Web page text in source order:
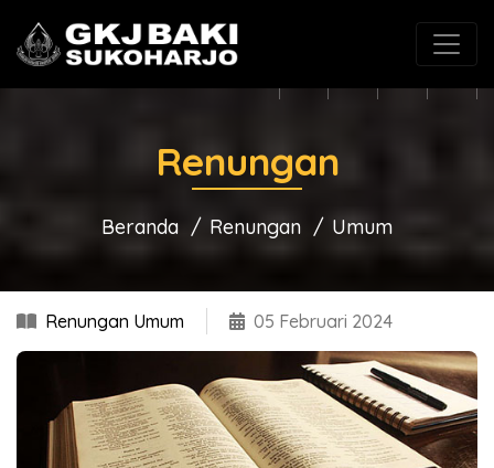
(0271) 625546 gkjbaki@gmail.com
Renungan
Beranda Renungan Umum
Renungan Umum 05 Februari 2024